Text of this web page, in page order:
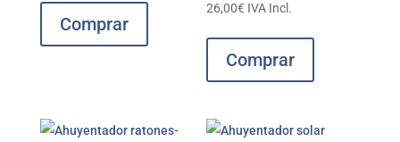
Comprar
26,00€ IVA Incl.
Comprar